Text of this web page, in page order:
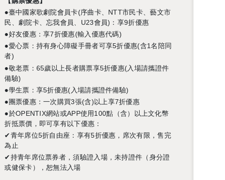
●臺中國家歌劇院會員卡(序曲卡、 NTT市民卡、藝文市
民、劇院卡、忘我會員、 U23會員) ：享9折優惠
●好友優惠：享7折優惠(輸入優惠代碼)
●愛心票：持有身心障礙手冊者可享5折優惠(含1名陪同
者)
●敬老票： 65歲以上長者購票享5折優惠(入場請攜證件
備驗)
●學生票：享5折優惠( 入場請攜證件備驗)
●團票優惠：一次購買3張(含)以上享7折優惠
●於OPENTIX網站或APP使用100點（含）以上文化幣
折抵票價，即可享有以下優惠：
✔青年席位5折自由座：享有5折優惠，席次有限，售完
為止
✔持青年席位票券者，須驗證入場，未持證件（身分證
或健保卡），恕無法入場